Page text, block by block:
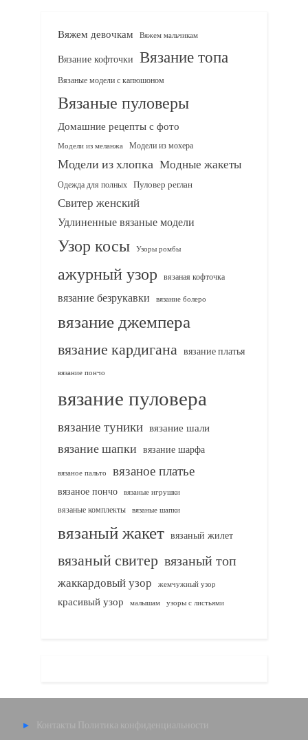
Вяжем девочкам Вяжем мальчикам
Вязание кофточки Вязание топа
Вязаные модели с капюшоном
Вязаные пуловеры
Домашние рецепты с фото
Модели из меланжа Модели из мохера
Модели из хлопка Модные жакеты
Одежда для полных Пуловер реглан
Свитер женский
Удлиненные вязаные модели
Узор косы Узоры ромбы
ажурный узор вязаная кофточка
вязание безрукавки вязание болеро
вязание джемпера
вязание кардигана вязание платья
вязание пончо
вязание пуловера
вязание туники вязание шали
вязание шапки вязание шарфа
вязаное пальто вязаное платье
вязаное пончо вязаные игрушки
вязаные комплекты
вязаные шапки
вязаный жакет вязаный жилет
вязаный свитер вязаный топ
жаккардовый узор жемчужный узор
красивый узор малышам узоры с листьями
Контакты Политика конфиденциальности